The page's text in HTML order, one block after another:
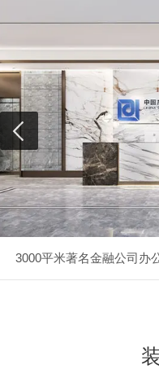
3000平米著名金融公司办